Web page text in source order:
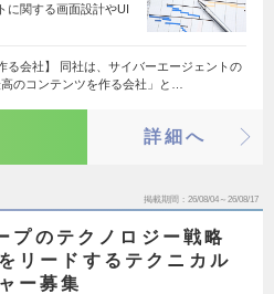
に関する画面設計やUI
る会社】 同社は、サイバーエージェントの
のコンテンツを作る会社」と…
詳細へ
掲載期間 26/08/04～26/08/17
プのテクノロジー戦略
リードするテクニカル
ー募集